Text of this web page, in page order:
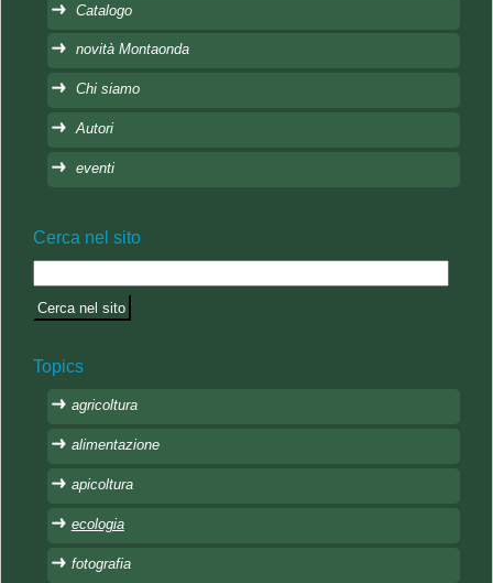
Catalogo
novità Montaonda
Chi siamo
Autori
eventi
Cerca nel sito
Topics
agricoltura
alimentazione
apicoltura
ecologia
fotografia